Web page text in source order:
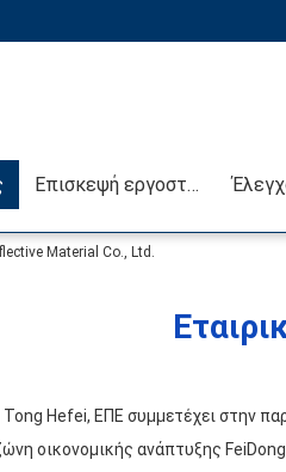
Επισκεψή εργοστασίου
Material Co., Ltd.
Hefei, ΕΠΕ συμμετέχει στην
οικονομικής ανάπτυξης